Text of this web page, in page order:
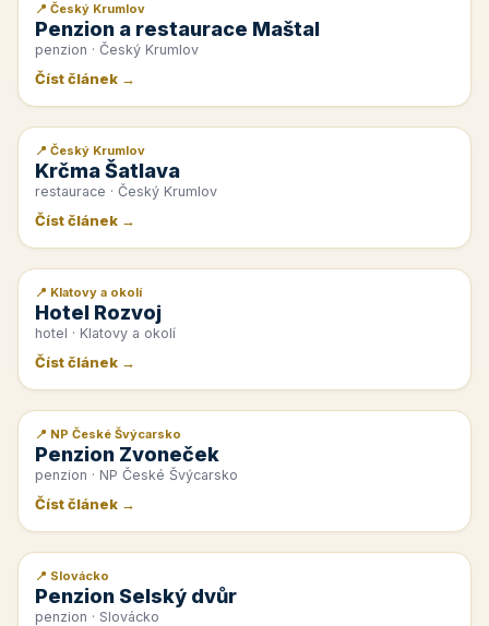
📰 PR článek
📍 Český Krumlov
Penzion a restaurace Maštal
penzion · Český Krumlov
Číst článek →
📰 PR článek
📍 Český Krumlov
Krčma Šatlava
restaurace · Český Krumlov
Číst článek →
📰 PR článek
📍 Klatovy a okolí
Hotel Rozvoj
hotel · Klatovy a okolí
Číst článek →
📰 PR článek
📍 NP České Švýcarsko
Penzion Zvoneček
penzion · NP České Švýcarsko
Číst článek →
📰 PR článek
📍 Slovácko
Penzion Selský dvůr
penzion · Slovácko